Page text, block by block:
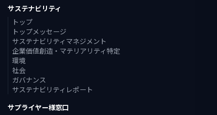
サステナビリティ
トップ
トップメッセージ
サステナビリティマネジメント
企業価値創造・マテリアリティ特定
環境
社会
ガバナンス
サステナビリティレポート
サプライヤー様窓口